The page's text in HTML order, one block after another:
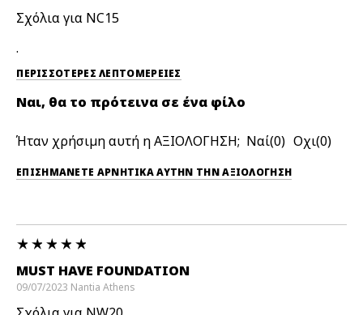
Σχόλια για NC15
.
ΠΕΡΙΣΣΌΤΕΡΕΣ ΛΕΠΤΟΜΈΡΕΙΕΣ
Ναι, θα το πρότεινα σε ένα φίλο
Ήταν χρήσιμη αυτή η ΑΞΙΟΛΟΓΗΣΗ; 0 0
ΕΠΙΣΗΜΆΝΕΤΕ ΑΡΝΗΤΙΚΆ ΑΥΤΉΝ ΤΗΝ ΑΞΙΟΛΟΓΗΣΗ
MUST HAVE FOUNDATION
09/07/2023 Nantia Athens